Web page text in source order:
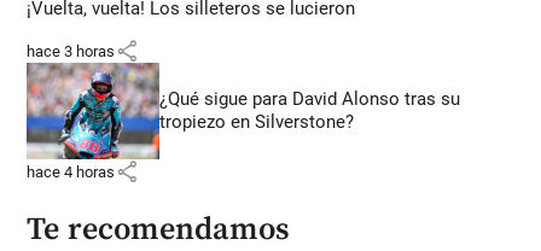
¡Vuelta, vuelta! Los silleteros se lucieron
hace 3 horas share
¿Qué sigue para David Alonso tras su
tropiezo en Silverstone?
hace 4 horas share
Te recomendamos